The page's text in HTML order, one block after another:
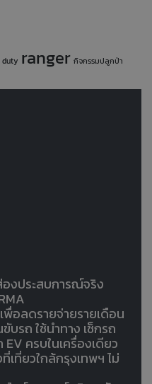
duty ranger กิจกรรมปลูกป่า
องประสบการณ์จริง
พื่อลดรายจ่ายรายเดือน
บรถ ใช้นำทาง เช็กรถ
ครบในเครื่องเดียว
เที่ยวใกล้กรุงเทพฯ ไม่